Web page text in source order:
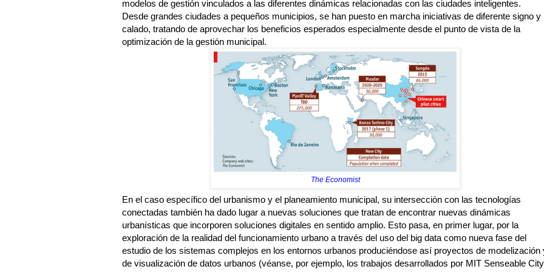
modelos de gestión vinculados a las diferentes dinámicas relacionadas con las ciudades inteligentes.
Desde grandes ciudades a pequeños municipios, se han puesto en marcha iniciativas de diferente signo y
calado, tratando de aprovechar los beneficios esperados especialmente desde el punto de vista de la
optimización de la gestión municipal.
The Economist
En el caso específico del urbanismo y el planeamiento municipal, su intersección con las tecnologías
conectadas también ha dado lugar a nuevas soluciones que tratan de encontrar nuevas dinámicas
urbanísticas que incorporen soluciones digitales en sentido amplio. Esto pasa, en primer lugar, por la
exploración de la realidad del funcionamiento urbano a través del uso del big data como nueva fase del
estudio de los sistemas complejos en los entornos urbanos produciéndose así proyectos de modelización
de visualización de datos urbanos (véanse, por ejemplo, los trabajos desarrollados por MIT Senseable City